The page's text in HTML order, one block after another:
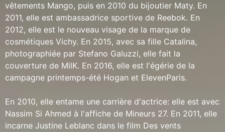
vêtements Mango, puis en 2010 du bijoutier Maty. En
2011, elle est ambassadrice sportive de Reebok. En
2012, elle est le nouveau visage de la marque de
cosmétiques Vichy. En 2015, avec sa fille Catalina,
photographiée par Stefano Galuzzi, elle fait la
couverture de MilK. En 2016, elle est l'égérie de la
campagne printemps-été Hogan et ElevenParis.
En 2010, elle entame une carrière d'actrice: elle est avec
Nassim Si Ahmed à l'affiche de Mineurs 27. En 2011, elle
incarne Justine Leblanc dans le film Des vents